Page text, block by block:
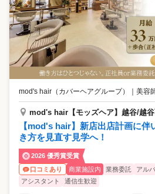
mod's hair（カバーヘアグループ） 美容
mod's hair【モッズヘア】越谷/越
【mod's hair】新店出店計画に
き方を見直す見学へ！
2026 優秀賞受賞
口コミあり
商業施設内 業務委託 アル
アシスタント
通信生歓迎